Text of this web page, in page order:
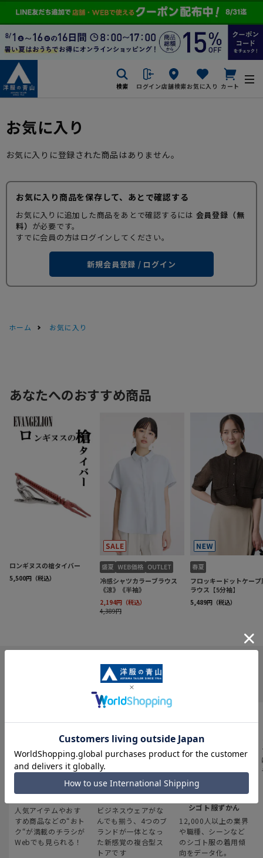
検索 ログイン店舗検索お気に入り カート
お気に入り
お気に入りに登録された商品はありません。
お気に入り商品を保存して、あとで確認する
お気に入りに追加した商品をあとで確認するには 会員登録（無
料） が必要です。
すでに会員の方はログインしてください。
新規会員登録 / ログイン
ホーム お気に入り
INFORMATION
最新のお買い得情報
人気アイテムやおす
すめ商品などの“おト
ク“が満載のチラシが
Webでも見られる！
スーツスクエア
ビジネスウェアがな
んでも揃う、4つのブ
ランドが一体となっ
た新感覚の複合型ス
トアです
みんなの
シゴト服ずかん
12,000人以上の業界
や職種、シーンなど
のシゴト服の着用傾
向をデータ化。